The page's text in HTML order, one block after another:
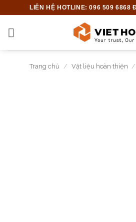
nội
LIÊN HỆ HOTLINE: 096 509 6868
Trang chủ / Vật liệu hoàn thiện /